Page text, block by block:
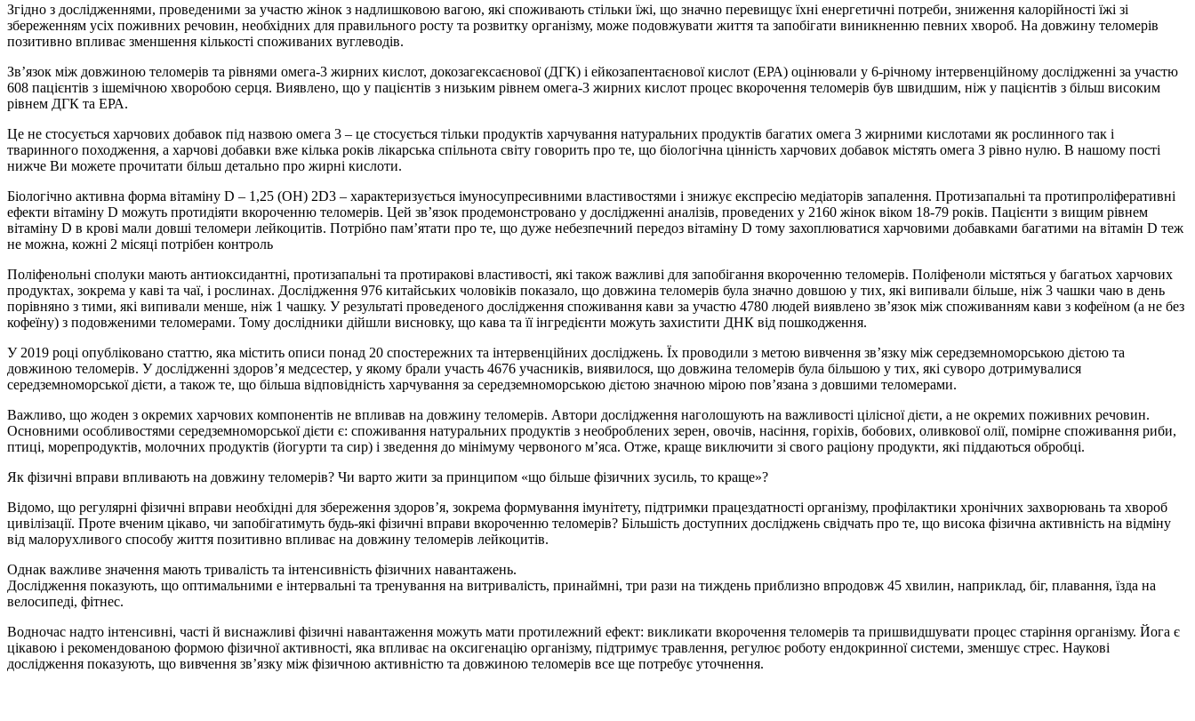
Згідно з дослідженнями, проведеними за участю жінок з надлишковою вагою, які споживають стільки їжі, що значно перевищує їхні енергетичні потреби, зниження калорійності їжі зі
збереженням усіх поживних речовин, необхідних для правильного росту та розвитку організму, може подовжувати життя та запобігати виникненню певних хвороб. На довжину теломерів
позитивно впливає зменшення кількості споживаних вуглеводів.
Звʼязок між довжиною теломерів та рівнями омега-3 жирних кислот, докозагексаєнової (ДГК) і ейкозапентаєнової кислот (ЕРА) оцінювали у 6-річному інтервенційному дослідженні за участю
608 пацієнтів з ішемічною хворобою серця. Виявлено, що у пацієнтів з низьким рівнем омега-3 жирних кислот процес вкорочення теломерів був швидшим, ніж у пацієнтів з більш високим
рівнем ДГК та ЕРА.
Це не стосується харчових добавок під назвою омега 3 – це стосується тільки продуктів харчування натуральних продуктів багатих омега 3 жирними кислотами як рослинного так і
тваринного походження, а харчові добавки вже кілька років лікарська спільнота світу говорить про те, що біологічна цінність харчових добавок містять омега З рівно нулю. В нашому пості
нижче Ви можете прочитати більш детально про жирні кислоти.
Біологічно активна форма вітаміну D – 1,25 (OH) 2D3 – характеризується імуносупресивними властивостями і знижує експресію медіаторів запалення. Протизапальні та протипроліферативні
ефекти вітаміну D можуть протидіяти вкороченню теломерів. Цей звʼязок продемонстровано у дослідженні аналізів, проведених у 2160 жінок віком 18-79 років. Пацієнти з вищим рівнем
вітаміну D в крові мали довші теломери лейкоцитів. Потрібно памʼятати про те, що дуже небезпечний передоз вітаміну D тому захоплюватися харчовими добавками багатими на вітамін D теж
не можна, кожні 2 місяці потрібен контроль
Поліфенольні сполуки мають антиоксидантні, протизапальні та протиракові властивості, які також важливі для запобігання вкороченню теломерів. Поліфеноли містяться у багатьох харчових
продуктах, зокрема у каві та чаї, і рослинах. Дослідження 976 китайських чоловіків показало, що довжина теломерів була значно довшою у тих, які випивали більше, ніж 3 чашки чаю в день
порівняно з тими, які випивали менше, ніж 1 чашку. У результаті проведеного дослідження споживання кави за участю 4780 людей виявлено звʼязок між споживанням кави з кофеїном (а не без
кофеїну) з подовженими теломерами. Тому дослідники дійшли висновку, що кава та її інгредієнти можуть захистити ДНК від пошкодження.
У 2019 році опубліковано статтю, яка містить описи понад 20 спостережних та інтервенційних досліджень. Їх проводили з метою вивчення звʼязку між середземноморською дієтою та
довжиною теломерів. У дослідженні здоровʼя медсестер, у якому брали участь 4676 учасників, виявилося, що довжина теломерів була більшою у тих, які суворо дотримувалися
середземноморської дієти, а також те, що більша відповідність харчування за середземноморською дієтою значною мірою повʼязана з довшими теломерами.
Важливо, що жоден з окремих харчових компонентів не впливав на довжину теломерів. Автори дослідження наголошують на важливості цілісної дієти, а не окремих поживних речовин.
Основними особливостями середземноморської дієти є: споживання натуральних продуктів з необроблених зерен, овочів, насіння, горіхів, бобових, оливкової олії, помірне споживання риби,
птиці, морепродуктів, молочних продуктів (йогурти та сир) і зведення до мінімуму червоного мʼяса. Отже, краще виключити зі свого раціону продукти, які піддаються обробці.
Як фізичні вправи впливають на довжину теломерів? Чи варто жити за принципом «що більше фізичних зусиль, то краще»?
Відомо, що регулярні фізичні вправи необхідні для збереження здоровʼя, зокрема формування імунітету, підтримки працездатності організму, профілактики хронічних захворювань та хвороб
цивілізації. Проте вченим цікаво, чи запобігатимуть будь-які фізичні вправи вкороченню теломерів? Більшість доступних досліджень свідчать про те, що висока фізична активність на відміну
від малорухливого способу життя позитивно впливає на довжину теломерів лейкоцитів.
Однак важливе значення мають тривалість та інтенсивність фізичних навантажень.
Дослідження показують, що оптимальними е інтервальні та тренування на витривалість, принаймні, три рази на тиждень приблизно впродовж 45 хвилин, наприклад, біг, плавання, їзда на
велосипеді, фітнес.
Водночас надто інтенсивні, часті й виснажливі фізичні навантаження можуть мати протилежний ефект: викликати вкорочення теломерів та пришвидшувати процес старіння організму. Йога є
цікавою і рекомендованою формою фізичної активності, яка впливає на оксигенацію організму, підтримує травлення, регулює роботу ендокринної системи, зменшує стрес. Наукові
дослідження показують, що вивчення звʼязку між фізичною активністю та довжиною теломерів все ще потребує уточнення.